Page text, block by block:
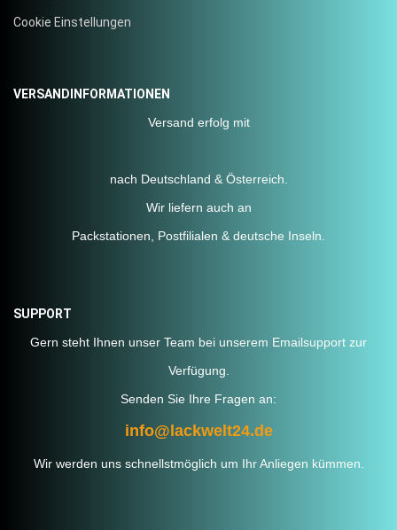
Cookie Einstellungen
VERSANDINFORMATIONEN
Versand erfolg mit
nach Deutschland & Österreich.
Wir liefern auch an
Packstationen, Postfilialen & deutsche Inseln.
SUPPORT
Gern steht Ihnen unser Team bei unserem Emailsupport zur
Verfügung.
Senden Sie Ihre Fragen an:
info@lackwelt24.de
Wir werden uns schnellstmöglich um Ihr Anliegen kümmen.